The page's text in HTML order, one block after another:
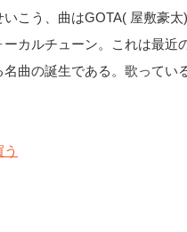
いこう、曲はGOTA( 屋敷豪
ーカルチューン。これは最近
名曲の誕生である。歌ってい